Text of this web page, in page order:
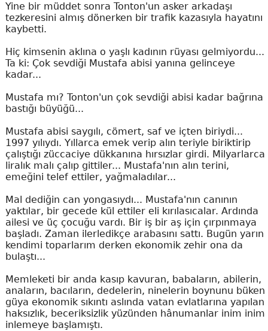
Yine bir müddet sonra Tonton'un asker arkadaşı
tezkeresini almış dönerken bir trafik kazasıyla hayatını
kaybetti.
Hiç kimsenin aklına o yaşlı kadının rüyası gelmiyordu...
Ta ki: Çok sevdiği Mustafa abisi yanına gelinceye
kadar...
Mustafa mı? Tonton'un çok sevdiği abisi kadar bağrına
bastığı büyüğü...
Mustafa abisi saygılı, cömert, saf ve içten biriydi...
1997 yılıydı. Yıllarca emek verip alın teriyle biriktirip
çalıştığı züccaciye dükkanına hırsızlar girdi. Milyarlarca
liralık malı çalıp gittiler... Mustafa'nın alın terini,
emeğini telef ettiler, yağmaladılar...
Mal dediğin can yongasıydı... Mustafa'nın canının
yaktılar, bir gecede kül ettiler eli kırılasıcalar. Ardında
ailesi ve üç çocuğu vardı. Bir iş bir aş için çırpınmaya
başladı. Zaman ilerledikçe arabasını sattı. Bugün yarın
kendimi toparlarım derken ekonomik zehir ona da
bulaştı...
Memleketi bir anda kasıp kavuran, babaların, abilerin,
anaların, bacıların, dedelerin, ninelerin boynunu büken
güya ekonomik sıkıntı aslında vatan evlatlarına yapılan
haksızlık, beceriksizlik yüzünden hânumanlar inim inim
inlemeye başlamıştı.